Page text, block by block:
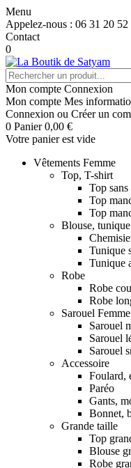
Menu
Appelez-nous : 06 31 20 52
Contact
0
Mon compte Connexion
Mon compte Mes
Connexion ou Créer un
0 Panier 0,00 €
Votre panier est vide
Vêtements Femme
Top, T-shirt
Top
Top
Top
Blouse, tunique
Tunique
Tunique
Robe
Robe
Robe
Sarouel Femme
Sarouel
Sarouel
Sarouel
Accessoire
Foulard,
Paréo
Gants,
Bonnet,
Grande taille
Top
Blouse
Robe